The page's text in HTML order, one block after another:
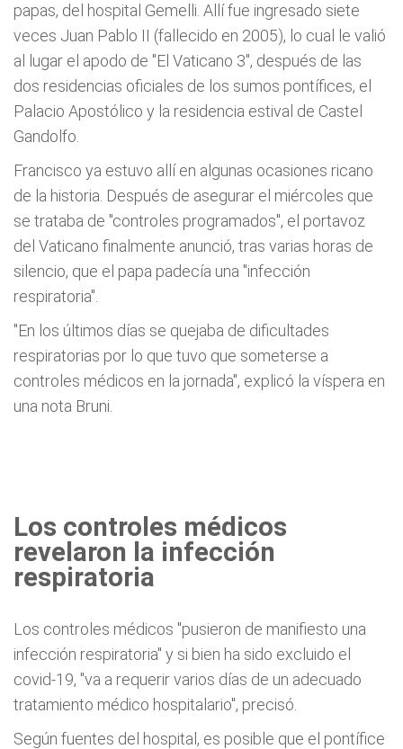
papas, del hospital Gemelli. Allí fue ingresado siete
veces Juan Pablo II (fallecido en 2005), lo cual le valió
al lugar el apodo de "El Vaticano 3", después de las
dos residencias oficiales de los sumos pontífices, el
Palacio Apostólico y la residencia estival de Castel
Gandolfo.
Francisco ya estuvo allí en algunas ocasiones ricano
de la historia. Después de asegurar el miércoles que
se trataba de "controles programados", el portavoz
del Vaticano finalmente anunció, tras varias horas de
silencio, que el papa padecía una "infección
respiratoria".
"En los últimos días se quejaba de dificultades
respiratorias por lo que tuvo que someterse a
controles médicos en la jornada", explicó la víspera en
una nota Bruni.
Los controles médicos
revelaron la infección
respiratoria
Los controles médicos "pusieron de manifiesto una
infección respiratoria" y si bien ha sido excluido el
covid-19, "va a requerir varios días de un adecuado
tratamiento médico hospitalario", precisó.
Según fuentes del hospital, es posible que el pontífice